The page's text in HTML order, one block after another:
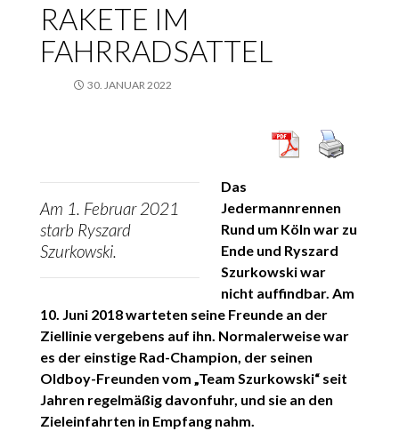
RAKETE IM
FAHRRADSATTEL
30. JANUAR 2022
Am 1. Februar 2021
starb Ryszard
Szurkowski.
Das
Jedermannrennen
Rund um Köln war zu
Ende und Ryszard
Szurkowski war
nicht auffindbar. Am
10. Juni 2018 warteten seine Freunde an der
Ziellinie vergebens auf ihn. Normalerweise war
es der einstige Rad-Champion, der seinen
Oldboy-Freunden vom „Team Szurkowski“ seit
Jahren regelmäßig davonfuhr, und sie an den
Zieleinfahrten in Empfang nahm.